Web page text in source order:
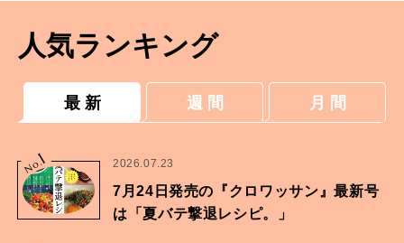
人気ランキング
最 新 週 間 月 間
No.
1 2026.07.23
7月24日発売の『クロワッサン』最新号
は「夏バテ撃退レシピ。」